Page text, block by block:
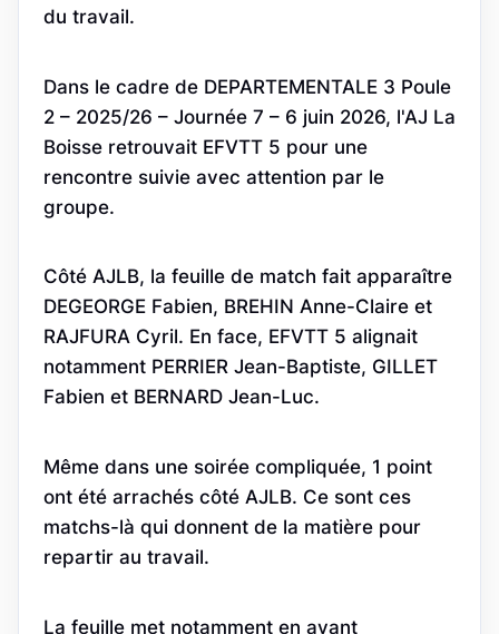
du travail.
Dans le cadre de DEPARTEMENTALE 3 Poule
2 – 2025/26 – Journée 7 – 6 juin 2026, l'AJ La
Boisse retrouvait EFVTT 5 pour une
rencontre suivie avec attention par le
groupe.
Côté AJLB, la feuille de match fait apparaître
DEGEORGE Fabien, BREHIN Anne-Claire et
RAJFURA Cyril. En face, EFVTT 5 alignait
notamment PERRIER Jean-Baptiste, GILLET
Fabien et BERNARD Jean-Luc.
Même dans une soirée compliquée, 1 point
ont été arrachés côté AJLB. Ce sont ces
matchs-là qui donnent de la matière pour
repartir au travail.
La feuille met notamment en avant